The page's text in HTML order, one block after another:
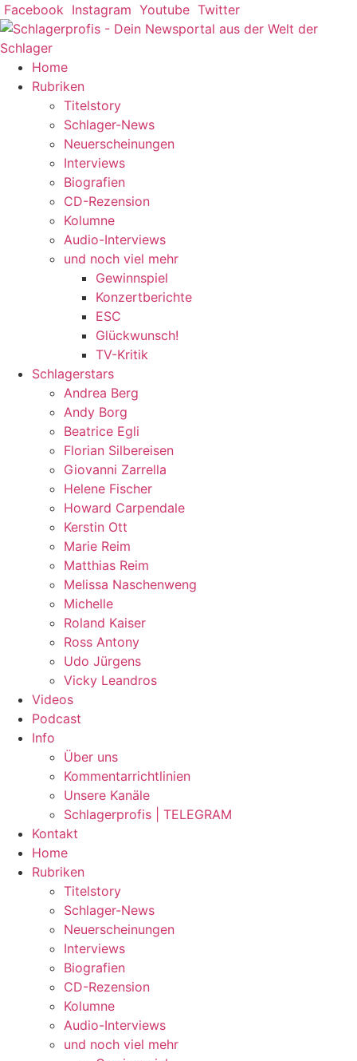
Zum
Inhalt
springen
Facebook Instagram Youtube Twitter
Home
Rubriken
Titelstory
Schlager-News
Neuerscheinungen
Interviews
Biografien
CD-Rezension
Kolumne
Audio-Interviews
und noch viel mehr
Gewinnspiel
Konzertberichte
ESC
Glückwunsch!
TV-Kritik
Schlagerstars
Andrea Berg
Andy Borg
Beatrice Egli
Florian Silbereisen
Giovanni Zarrella
Helene Fischer
Howard Carpendale
Kerstin Ott
Marie Reim
Matthias Reim
Melissa Naschenweng
Michelle
Roland Kaiser
Ross Antony
Udo Jürgens
Vicky Leandros
Videos
Podcast
Info
Über uns
Kommentarrichtlinien
Unsere Kanäle
Schlagerprofis | TELEGRAM
Kontakt
Home
Rubriken
Titelstory
Schlager-News
Neuerscheinungen
Interviews
Biografien
CD-Rezension
Kolumne
Audio-Interviews
und noch viel mehr